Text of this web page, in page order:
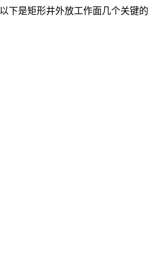
下是矩形井外放工作面几个关键的